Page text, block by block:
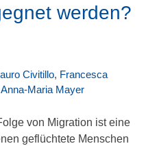
werden?
Civitillo, Francesca
Anna-Maria Mayer
von Migration ist eine
geflüchtete Menschen